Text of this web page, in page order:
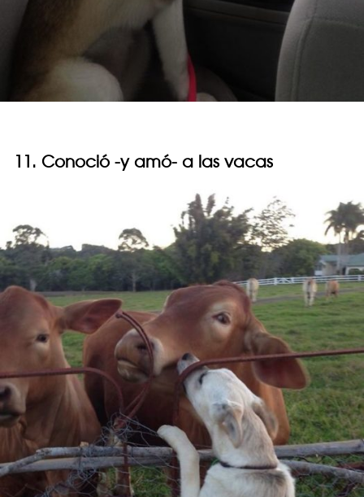
11. Conoció -y amó- a las vacas